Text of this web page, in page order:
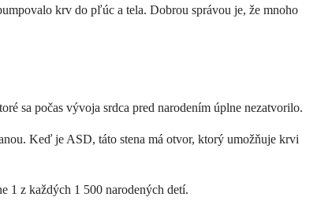
krv do pľúc a tela. Dobrou správou je, že mnoho
sa počas vývoja srdca pred narodením úplne nezatvorilo.
Keď je ASD, táto stena má otvor, ktorý umožňuje krvi
1 z každých 1 500 narodených detí.